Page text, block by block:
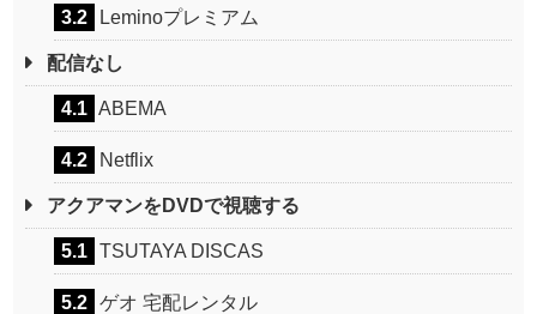
3.2 Leminoプレミアム
配信なし
4.1 ABEMA
4.2 Netflix
アクアマンをDVDで視聴する
5.1 TSUTAYA DISCAS
5.2 ゲオ 宅配レンタル